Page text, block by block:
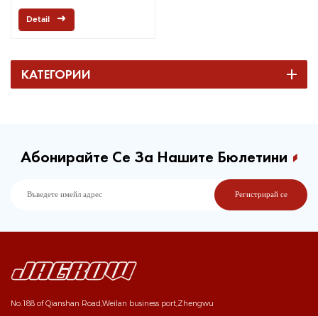
Detail
КАТЕГОРИИ
Абонирайте Се За Нашите Бюлетини
No.188 of Qianshan Road,Weilan business port,Zhengwu